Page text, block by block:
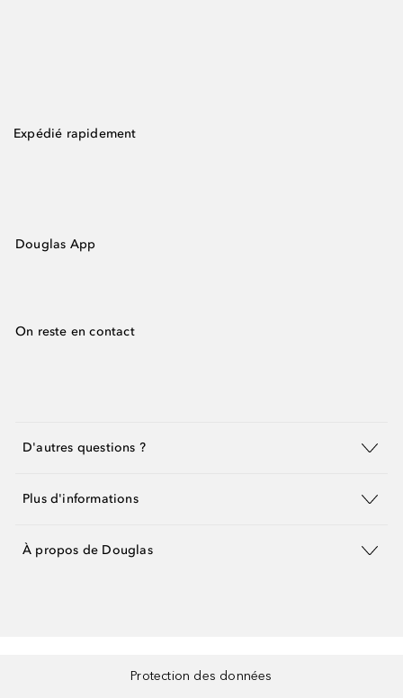
Expédié rapidement
Douglas App
On reste en contact
D'autres questions ?
Plus d'informations
À propos de Douglas
Protection des données